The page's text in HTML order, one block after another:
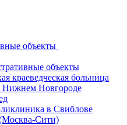
объекты
объекты
краеведческая больница
Новгороде
в Свиблове
Сити)